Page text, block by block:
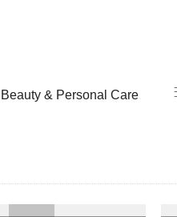
Beauty & Personal Care